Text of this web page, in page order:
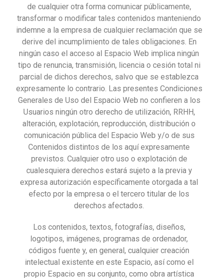
de cualquier otra forma comunicar públicamente,
transformar o modificar tales contenidos manteniendo
indemne a la empresa de cualquier reclamación que se
derive del incumplimiento de tales obligaciones. En
ningún caso el acceso al Espacio Web implica ningún
tipo de renuncia, transmisión, licencia o cesión total ni
parcial de dichos derechos, salvo que se establezca
expresamente lo contrario. Las presentes Condiciones
Generales de Uso del Espacio Web no confieren a los
Usuarios ningún otro derecho de utilización, RRHH,
alteración, explotación, reproducción, distribución o
comunicación pública del Espacio Web y/o de sus
Contenidos distintos de los aquí expresamente
previstos. Cualquier otro uso o explotación de
cualesquiera derechos estará sujeto a la previa y
expresa autorización específicamente otorgada a tal
efecto por la empresa o el tercero titular de los
derechos afectados.
Los contenidos, textos, fotografías, diseños,
logotipos, imágenes, programas de ordenador,
códigos fuente y, en general, cualquier creación
intelectual existente en este Espacio, así como el
propio Espacio en su conjunto, como obra artística